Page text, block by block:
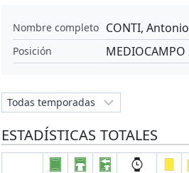
Nombre completo CONTI, Antonio
Posición MEDIOCAMPO
ESTADÍSTICAS TOTALES